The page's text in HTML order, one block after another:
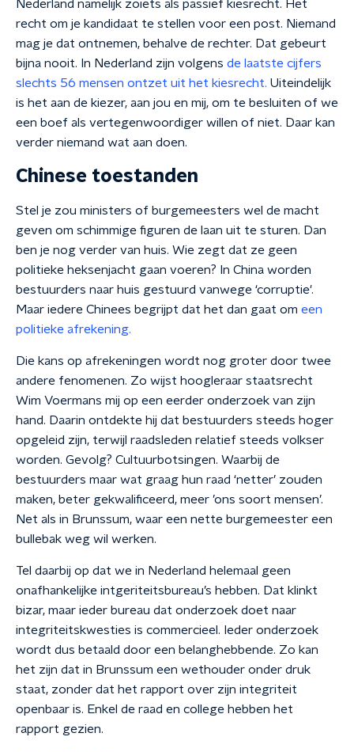
Nederland namelijk zoiets als passief kiesrecht. Het
recht om je kandidaat te stellen voor een post. Niemand
mag je dat ontnemen, behalve de rechter. Dat gebeurt
bijna nooit. In Nederland zijn volgens de laatste cijfers
slechts 56 mensen ontzet uit het kiesrecht. Uiteindelijk
is het aan de kiezer, aan jou en mij, om te besluiten of we
een boef als vertegenwoordiger willen of niet. Daar kan
verder niemand wat aan doen.
Chinese toestanden
Stel je zou ministers of burgemeesters wel de macht
geven om schimmige figuren de laan uit te sturen. Dan
ben je nog verder van huis. Wie zegt dat ze geen
politieke heksenjacht gaan voeren? In China worden
bestuurders naar huis gestuurd vanwege ‘corruptie'.
Maar iedere Chinees begrijpt dat het dan gaat om een
politieke afrekening.
Die kans op afrekeningen wordt nog groter door twee
andere fenomenen. Zo wijst hoogleraar staatsrecht
Wim Voermans mij op een eerder onderzoek van zijn
hand. Daarin ontdekte hij dat bestuurders steeds hoger
opgeleid zijn, terwijl raadsleden relatief steeds volkser
worden. Gevolg? Cultuurbotsingen. Waarbij de
bestuurders maar wat graag hun raad ‘netter’ zouden
maken, beter gekwalificeerd, meer ’ons soort mensen’.
Net als in Brunssum, waar een nette burgemeester een
bullebak weg wil werken.
Tel daarbij op dat we in Nederland helemaal geen
onafhankelijke intgeriteitsbureau’s hebben. Dat klinkt
bizar, maar ieder bureau dat onderzoek doet naar
integriteitskwesties is commercieel. Ieder onderzoek
wordt dus betaald door een belanghebbende. Zo kan
het zijn dat in Brunssum een wethouder onder druk
staat, zonder dat het rapport over zijn integriteit
openbaar is. Enkel de raad en college hebben het
rapport gezien.